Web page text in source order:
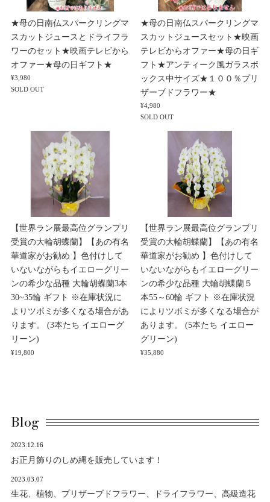
★母の日南仏スパークリングマ
スカットジュースとドライフラ
ワーのセット★映画テレビから
オファー★母の日ギフト★
¥3,980
SOLD OUT
★母の日南仏スパークリングマ
スカットジュースセット★映画
テレビからオファー★母の日ギ
フト★アンティーク風ガラスボ
ックス中サイズ★１００％プリ
ザーブドフラワー★
¥4,980
SOLD OUT
【世界ラン展最高位グランプリ
受賞の大輪胡蝶蘭】【あの有名
華道家がお勧め 】色付けして
いないながらもイエローグリー
ンの希少な品種 大輪胡蝶蘭3本
30~35輪 ギフト ※在庫状況に
よりツボミが多くなる場合があ
ります。 (3本たち イエローグ
リーン)
¥19,800
【世界ラン展最高位グランプリ
受賞の大輪胡蝶蘭】【あの有名
華道家がお勧め 】色付けして
いないながらもイエローグリー
ンの希少な品種 大輪胡蝶蘭５
本55～60輪 ギフト ※在庫状況
によりツボミが多くなる場合が
あります。 (5本たち イエロー
グリーン)
¥35,880
Blog
2023.12.16
お正月飾りのしめ縄を販売しています！
2023.03.07
生花、植物、プリザーブドフラワー、ドライフラワー、高級造花